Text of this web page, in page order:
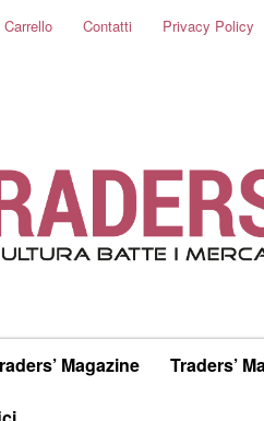
Carrello Contatti Privacy Policy
Magazine Traders’